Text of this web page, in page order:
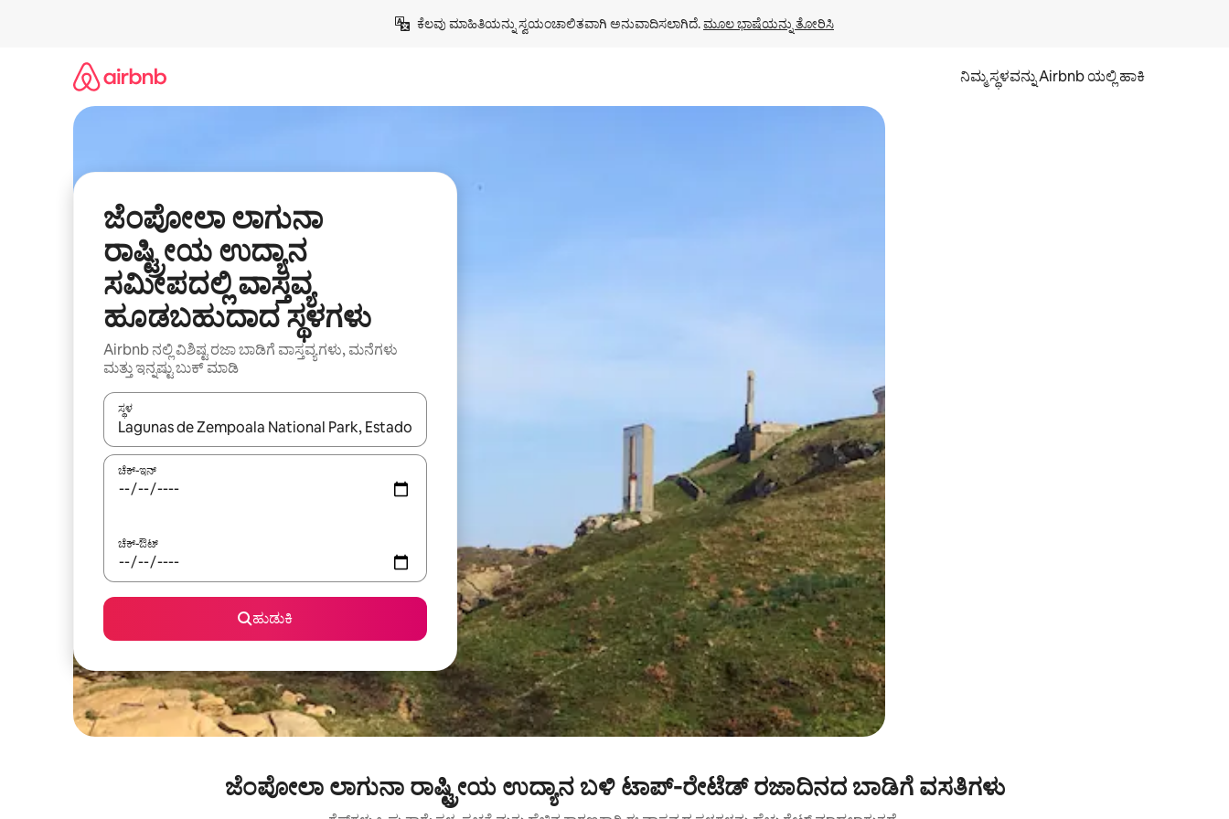
ಕೆಲವು ಮಾಹಿತಿಯನ್ನು ಸ್ವಯಂಚಾಲಿತವಾಗಿ ಅನುವಾದಿಸಲಾಗಿದೆ. ಮೂಲ ಭಾಷೆಯನ್ನು ತೋರಿಸಿ
ನಿಮ್ಮ ಸ್ಥಳವನ್ನು Airbnb ಯಲ್ಲಿ ಹಾಕಿ
ಜೆಂಪೋಲಾ ಲಾಗುನಾ
ರಾಷ್ಟ್ರೀಯ ಉದ್ಯಾನ
ಸಮೀಪದಲ್ಲಿ ವಾಸ್ತವ್ಯ
ಹೂಡಬಹುದಾದ ಸ್ಥಳಗಳು
Airbnb ನಲ್ಲಿ ವಿಶಿಷ್ಟ ರಜಾ ಬಾಡಿಗೆ ವಾಸ್ತವ್ಯಗಳು, ಮನೆಗಳು
ಮತ್ತು ಇನ್ನಷ್ಟು ಬುಕ್ ಮಾಡಿ
ಸ್ಥಳ
ಫಲಿತಾಂಶಗಳು ಲಭ್ಯವಿರುವಾಗ, ಅಪ್ ಮತ್ತು ಡೌನ್ ಬಾಣದ ಕೀಲಿಗಳೊಂದಿಗೆ ನ್ಯಾವಿಗೇಟ್ ಮಾಡಿ ಅಥವಾ ಸ್ಪರ್ಶ ಅಥವಾ ಸ್ವೈಪ್ ಗೆಸ್ಚರ್‌ಗಳ ಮೂಲಕ ಅನ್ವೇಷಿಸಿ.
ಚೆಕ್-ಇನ್
ಚೆಕ್-ಔಟ್
ಹುಡುಕಿ
ಜೆಂಪೋಲಾ ಲಾಗುನಾ ರಾಷ್ಟ್ರೀಯ ಉದ್ಯಾನ ಬಳಿ ಟಾಪ್-ರೇಟೆಡ್ ರಜಾದಿನದ ಬಾಡಿಗೆ ವಸತಿಗಳು